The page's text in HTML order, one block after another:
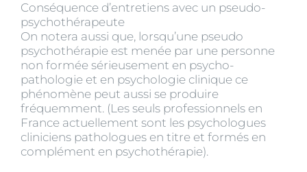
Conséquence d’entretiens avec un pseudo-
psychothérapeute
On notera aussi que, lorsqu’une pseudo
psychothérapie est menée par une personne
non formée sérieusement en psycho-
pathologie et en psychologie clinique ce
phénomène peut aussi se produire
fréquemment. (Les seuls professionnels en
France actuellement sont les psychologues
cliniciens pathologues en titre et formés en
complément en psychothérapie).